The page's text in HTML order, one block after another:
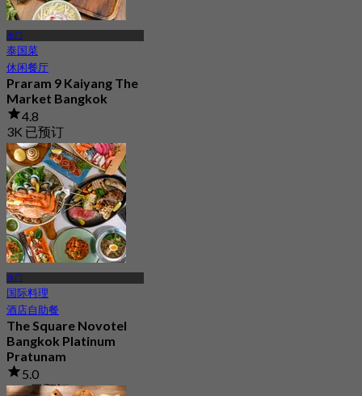
水门
泰国菜
休闲餐厅
Praram 9 Kaiyang The
Market Bangkok
4.8
3K 已预订
起฿ 299.5
水门
国际料理
酒店自助餐
The Square Novotel
Bangkok Platinum
Pratunam
5.0
138 已预订